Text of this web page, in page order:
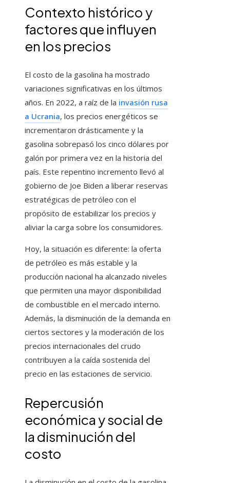
Contexto histórico y
factores que influyen
en los precios
El costo de la gasolina ha mostrado
variaciones significativas en los últimos
años. En 2022, a raíz de la invasión rusa
a Ucrania, los precios energéticos se
incrementaron drásticamente y la
gasolina sobrepasó los cinco dólares por
galón por primera vez en la historia del
país. Este repentino incremento llevó al
gobierno de Joe Biden a liberar reservas
estratégicas de petróleo con el
propósito de estabilizar los precios y
aliviar la carga sobre los consumidores.
Hoy, la situación es diferente: la oferta
de petróleo es más estable y la
producción nacional ha alcanzado niveles
que permiten una mayor disponibilidad
de combustible en el mercado interno.
Además, la disminución de la demanda en
ciertos sectores y la moderación de los
precios internacionales del crudo
contribuyen a la caída sostenida del
precio en las estaciones de servicio.
Repercusión
económica y social de
la disminución del
costo